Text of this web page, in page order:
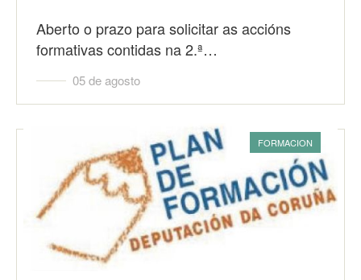
Aberto o prazo para solicitar as accións
formativas contidas na 2.ª…
05 de agosto
FORMACION